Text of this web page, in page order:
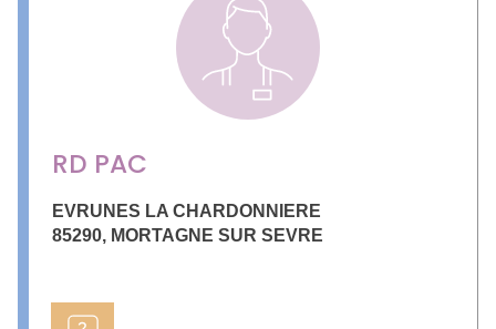
RD PAC
EVRUNES LA CHARDONNIERE
85290, MORTAGNE SUR SEVRE